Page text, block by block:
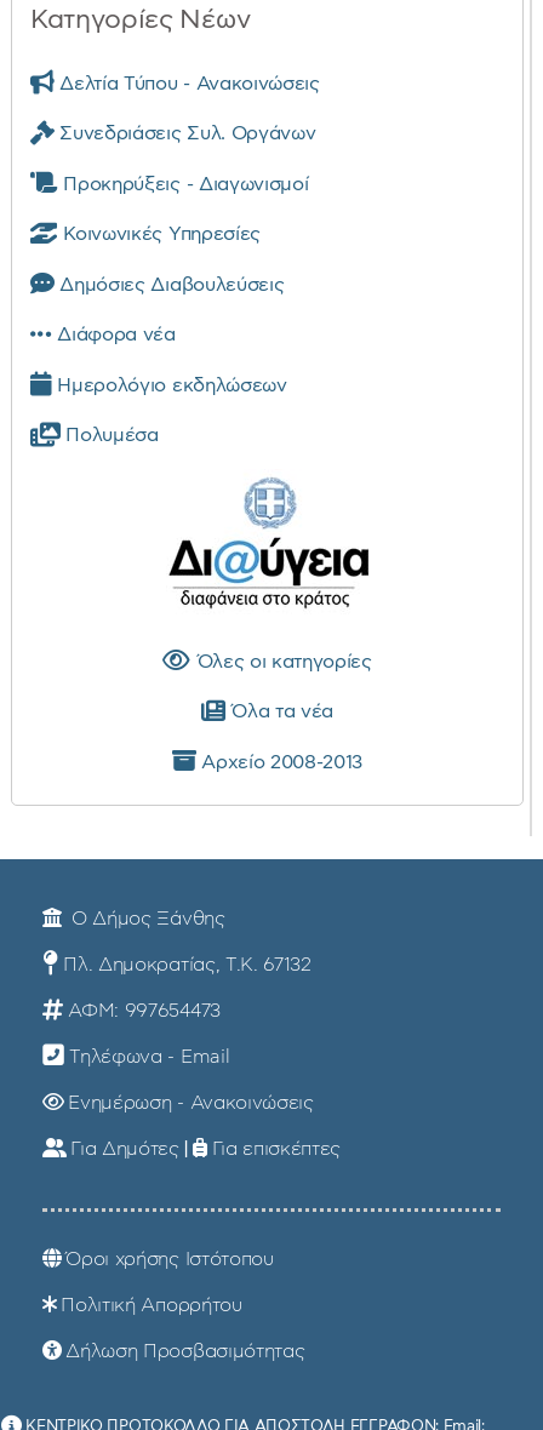
Κατηγορίες Νέων
Δελτία Τύπου - Ανακοινώσεις
Συνεδριάσεις Συλ. Οργάνων
Προκηρύξεις - Διαγωνισμοί
Κοινωνικές Υπηρεσίες
Δημόσιες Διαβουλεύσεις
Διάφορα νέα
Ημερολόγιο εκδηλώσεων
Πολυμέσα
Όλες οι κατηγορίες
Όλα τα νέα
Αρχείο 2008-2013
Ο Δήμος Ξάνθης
Πλ. Δημοκρατίας, Τ.Κ. 67132
ΑΦΜ: 997654473
Τηλέφωνα - Email
Ενημέρωση - Ανακοινώσεις
Για Δημότες | Για επισκέπτες
Όροι χρήσης Ιστότοπου
Πολιτική Απορρήτου
Δήλωση Προσβασιμότητας
ΚΕΝΤΡΙΚΟ ΠΡΩΤΟΚΟΛΛΟ ΓΙΑ ΑΠΟΣΤΟΛΗ ΕΓΓΡΑΦΩΝ: Email: